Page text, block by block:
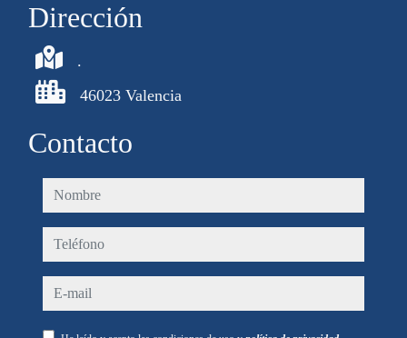
Dirección
.
46023 Valencia
Contacto
nombre
teléfono
e-mail